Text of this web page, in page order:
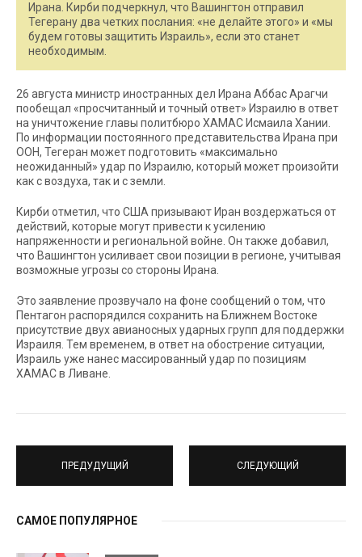
Ирана. Кирби подчеркнул, что Вашингтон отправил
Тегерану два четких послания: «не делайте этого» и «мы
будем готовы защитить Израиль», если это станет
необходимым.
26 августа министр иностранных дел Ирана Аббас Арагчи
пообещал «просчитанный и точный ответ» Израилю в ответ
на уничтожение главы политбюро ХАМАС Исмаила Хании.
По информации постоянного представительства Ирана при
ООН, Тегеран может подготовить «максимально
неожиданный» удар по Израилю, который может произойти
как с воздуха, так и с земли.
Кирби отметил, что США призывают Иран воздержаться от
действий, которые могут привести к усилению
напряженности и региональной войне. Он также добавил,
что Вашингтон усиливает свои позиции в регионе, учитывая
возможные угрозы со стороны Ирана.
Это заявление прозвучало на фоне сообщений о том, что
Пентагон распорядился сохранить на Ближнем Востоке
присутствие двух авианосных ударных групп для поддержки
Израиля. Тем временем, в ответ на обострение ситуации,
Израиль уже нанес массированный удар по позициям
ХАМАС в Ливане.
ПРЕДУДУЩИЙ СЛЕДУЮЩИЙ
САМОЕ ПОПУЛЯРНОЕ